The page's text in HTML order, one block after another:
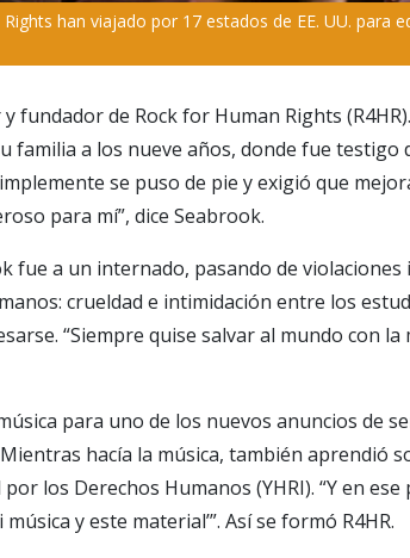
han viajado por 17 estados de EE. UU. para
fundador de Rock for Human Rights
familia a los nueve años, donde fue testigo
se puso de pie y exigió que
para mí”, dice Seabrook.
fue a un internado, pasando de
crueldad e intimidación entre los
“Siempre quise salvar al mundo con la
para uno de los nuevos anuncios de
hacía la música, también aprendió
los Derechos Humanos (YHRI). “Y en ese
y este material’”. Así se formó R4HR.